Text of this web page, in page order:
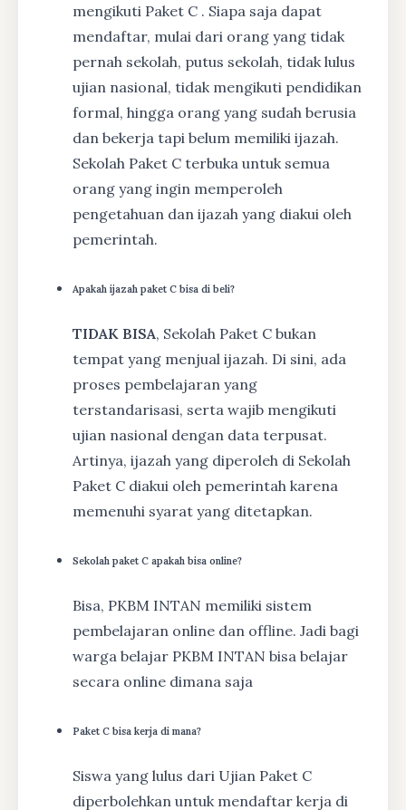
mengikuti Paket C . Siapa saja dapat
mendaftar, mulai dari orang yang tidak
pernah sekolah, putus sekolah, tidak lulus
ujian nasional, tidak mengikuti pendidikan
formal, hingga orang yang sudah berusia
dan bekerja tapi belum memiliki ijazah.
Sekolah Paket C terbuka untuk semua
orang yang ingin memperoleh
pengetahuan dan ijazah yang diakui oleh
pemerintah.
Apakah ijazah paket C bisa di beli?
TIDAK BISA, Sekolah Paket C bukan
tempat yang menjual ijazah. Di sini, ada
proses pembelajaran yang
terstandarisasi, serta wajib mengikuti
ujian nasional dengan data terpusat.
Artinya, ijazah yang diperoleh di Sekolah
Paket C diakui oleh pemerintah karena
memenuhi syarat yang ditetapkan.
Sekolah paket C apakah bisa online?
Bisa, PKBM INTAN memiliki sistem
pembelajaran online dan offline. Jadi bagi
warga belajar PKBM INTAN bisa belajar
secara online dimana saja
Paket C bisa kerja di mana?
Siswa yang lulus dari Ujian Paket C
diperbolehkan untuk mendaftar kerja di